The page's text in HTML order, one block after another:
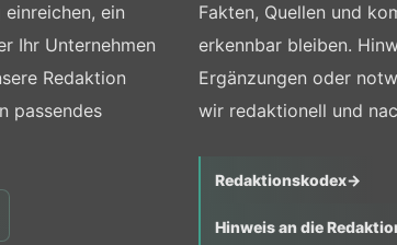
ein
Ihr Unternehmen
Redaktion
passendes
Fakten, Quellen und
erkennbar bleiben.
Ergänzungen oder
wir redaktionell und
Redaktionskodex→
Hinweis an die